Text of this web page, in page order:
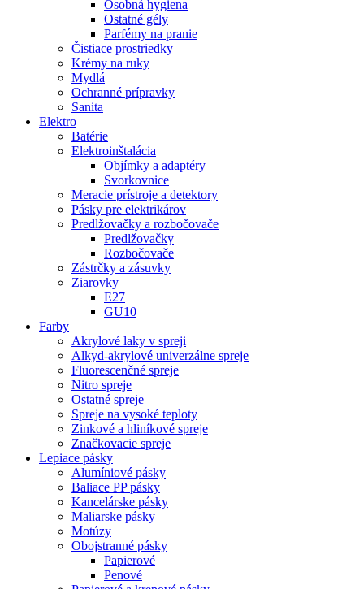
Osobná hygiena
Ostatné gély
Parfémy na pranie
Čistiace prostriedky
Krémy na ruky
Mydlá
Ochranné prípravky
Sanita
Elektro
Batérie
Elektroinštalácia
Objímky a adaptéry
Svorkovnice
Meracie prístroje a detektory
Pásky pre elektrikárov
Predlžovačky a rozbočovače
Predlžovačky
Rozbočovače
Zástrčky a zásuvky
Ziarovky
E27
GU10
Farby
Akrylové laky v spreji
Alkyd-akrylové univerzálne spreje
Fluorescenčné spreje
Nitro spreje
Ostatné spreje
Spreje na vysoké teploty
Zinkové a hliníkové spreje
Značkovacie spreje
Lepiace pásky
Alumíniové pásky
Baliace PP pásky
Kancelárske pásky
Maliarske pásky
Motúzy
Obojstranné pásky
Papierové
Penové